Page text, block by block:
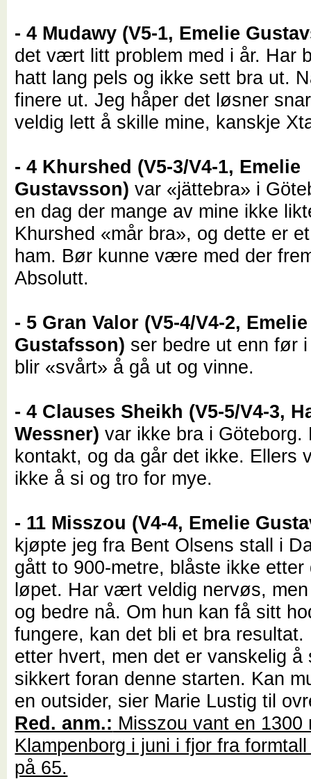
- 4 Mudawy (V5-1, Emelie
det vært litt problem med i år. Har
hatt lang pels og ikke sett bra ut.
finere ut. Jeg håper det løsner
veldig lett å skille mine, kanskje
- 4 Khurshed (V5-3/V4-1, Emelie
Gustavsson) var «jättebra» i
en dag der mange av mine ikke
Khurshed «mår bra», og dette er
ham. Bør kunne være med der
Absolutt.
- 5 Gran Valor (V5-4/V4-2, Emelie
Gustafsson) ser bedre ut enn før
blir «svårt» å gå ut og vinne.
- 4 Clauses Sheikh (V5-5/V4-3,
Wessner) var ikke bra i Göteborg.
kontakt, og da går det ikke. Ellers
ikke å si og tro for mye.
- 11 Misszou (V4-4, Emelie
kjøpte jeg fra Bent Olsens stall i
gått to 900-metre, blåste ikke etter
løpet. Har vært veldig nervøs,
og bedre nå. Om hun kan få sitt
fungere, kan det bli et bra resultat.
etter hvert, men det er vanskelig å
sikkert foran denne starten. Kan
en outsider, sier Marie Lustig til
Red. anm.: Misszou vant en 1300
Klampenborg i juni i fjor fra
på 65.